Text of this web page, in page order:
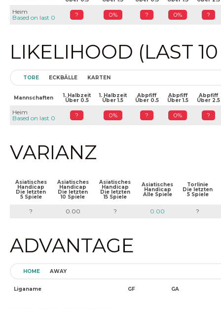
Heim
Based on last 0
? 0% ? 0% ?
LIKELIHOOD (LAST
TORE ECKBÄLLE KARTEN
Mannschaften 1. Halbzeit
Über 0.5
1. Halbzeit
Über 1.5
Abpfiff
Über 0.5
Abpfiff
Über 1.5
Abpfiff
Über 2.5
Heim
Based on last 0
? 0% ? 0% ?
VARIANZ
Asiatisches
Handicap
Die letzten
5 Spiele
Asiatisches
Handicap
Die letzten
10 Spiele
Asiatisches
Handicap
Die letzten
15 Spiele
Asiatisches
Handicap
Alle Spiele
Torlinie
Die letzten
5 Spiele
? 0.00 ? 0.00 ?
ADVANTAGE
HOME AWAY
Liganame GF GA